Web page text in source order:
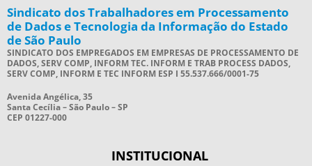
Sindicato dos Trabalhadores em Processamento
de Dados e Tecnologia da Informação do Estado
de São Paulo
SINDICATO DOS EMPREGADOS EM EMPRESAS DE PROCESSAMENTO DE
DADOS, SERV COMP, INFORM TEC. INFORM E TRAB PROCESS DADOS,
SERV COMP, INFORM E TEC INFORM ESP I 55.537.666/0001-75
Avenida Angélica, 35
Santa Cecília – São Paulo – SP
CEP 01227-000
INSTITUCIONAL